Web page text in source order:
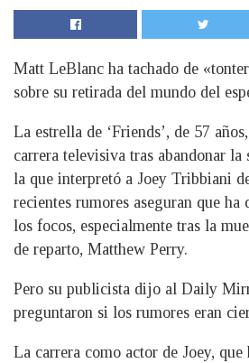
Matt LeBlanc ha tachado de
sobre su retirada del mundo del
La estrella de ‘Friends’, de 57
carrera televisiva tras abandonar
la que interpretó a Joey Tribbiani
recientes rumores aseguran que ha
los focos, especialmente tras la
de reparto, Matthew Perry.
Pero su publicista dijo al Daily
preguntaron si los rumores eran
La carrera como actor de Joey,